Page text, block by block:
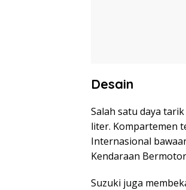
Desain
Salah satu daya
liter. Kompartemen
Internasional
Kendaraan
Suzuki juga